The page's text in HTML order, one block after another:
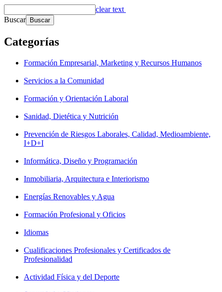
clear text
Buscar
Categorías
Formación Empresarial, Marketing y Recursos Humanos
Servicios a la Comunidad
Formación y Orientación Laboral
Sanidad, Dietética y Nutrición
Prevención de Riesgos Laborales, Calidad, Medioambiente,
I+D+I
Informática, Diseño y Programación
Inmobiliaria, Arquitectura e Interiorismo
Energías Renovables y Agua
Formación Profesional y Oficios
Idiomas
Cualificaciones Profesionales y Certificados de
Profesionalidad
Actividad Física y del Deporte